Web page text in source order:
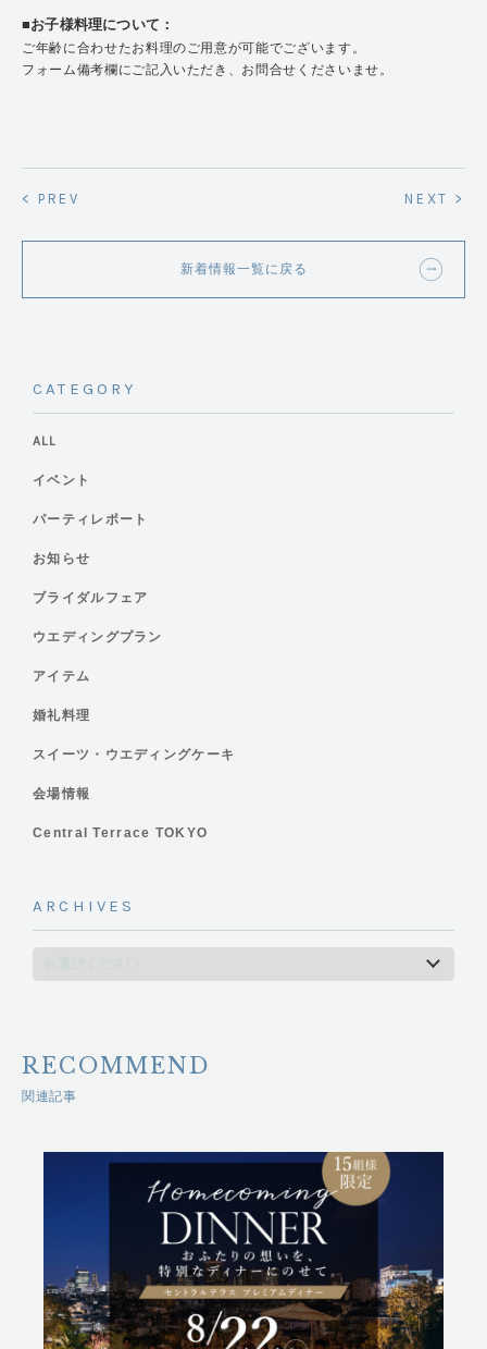
■お子様料理について：
ご年齢に合わせたお料理のご用意が可能でございます。
フォーム備考欄にご記入いただき、お問合せくださいませ。
< PREV NEXT >
新着情報一覧に戻る
CATEGORY
ALL
イベント
パーティレポート
お知らせ
ブライダルフェア
ウエディングプラン
アイテム
婚礼料理
スイーツ・ウエディングケーキ
会場情報
Central Terrace TOKYO
ARCHIVES
RECOMMEND
関連記事